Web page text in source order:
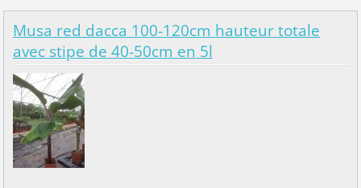
Musa red dacca 100-120cm hauteur totale
avec stipe de 40-50cm en 5l